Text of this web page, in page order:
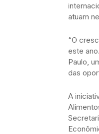
atuam
“O
este
Paulo,
das
A